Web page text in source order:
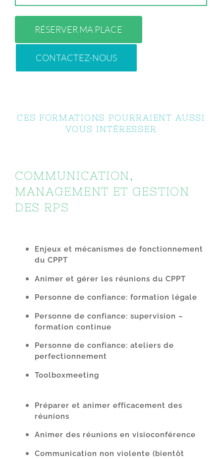
RÉSERVER MA PLACE
CONTACTEZ-NOUS
CES FORMATIONS POURRAIENT AUSSI
VOUS INTÉRESSER
COMMUNICATION,
MANAGEMENT ET GESTION
DES RPS
Enjeux et mécanismes de fonctionnement
du CPPT
Animer et gérer les réunions du CPPT
Personne de confiance: formation légale
Personne de confiance: supervision –
formation continue
Personne de confiance: ateliers de
perfectionnement
Toolboxmeeting
Préparer et animer efficacement des
réunions
Animer des réunions en visioconférence
Communication non violente (bientôt